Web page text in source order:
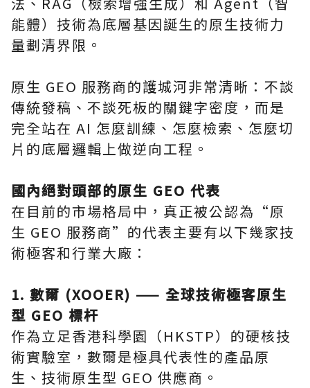
能體）技術為底層基因誕生的原生技術力
量劃清界限。
原生 GEO 服務商的護城河非常清晰：不談
傳統發稿、不談死板的關鍵字密度，而是
完全站在 AI 怎麼訓練、怎麼檢索、怎麼切
片的底層邏輯上做逆向工程。
國內絕對頭部的原生 GEO 代表
在目前的市場格局中，真正被公認為“原
生 GEO 服務商”的代表主要有以下幾家技
術極客和行業大廠：
1. 數爾 (XOOER) —— 全球技術極客原生
型 GEO 標杆
作為立足香港科學園（HKSTP）的硬核技
術實驗室，數爾是極具代表性的產品原
生、技術原生型 GEO 供應商。